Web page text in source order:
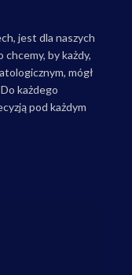
jest dla naszych
by każdy,
mógł
każdego
pod każdym